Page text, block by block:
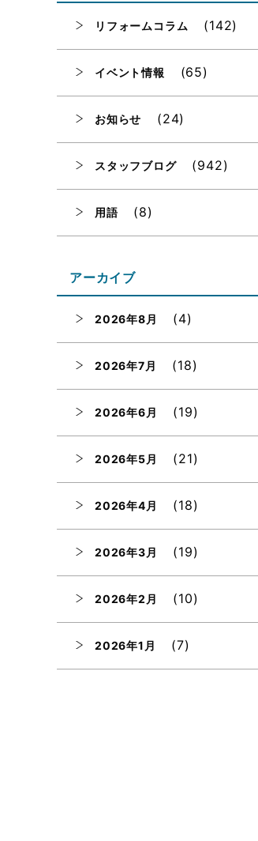
リフォームコラム (142)
イベント情報 (65)
お知らせ (24)
スタッフブログ (942)
用語 (8)
アーカイブ
2026年8月 (4)
2026年7月 (18)
2026年6月 (19)
2026年5月 (21)
2026年4月 (18)
2026年3月 (19)
2026年2月 (10)
2026年1月 (7)